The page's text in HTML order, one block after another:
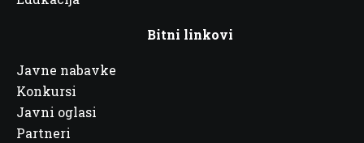
Bitni linkovi
Javne nabavke
Konkursi
Javni oglasi
Partneri